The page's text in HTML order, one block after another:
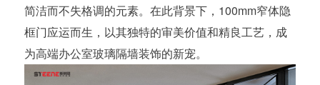
简洁而不失格调的元素。在此背景下，100mm窄体隐
框门应运而生，以其独特的审美价值和精良工艺，成
为高端办公室玻璃隔墙装饰的新宠。